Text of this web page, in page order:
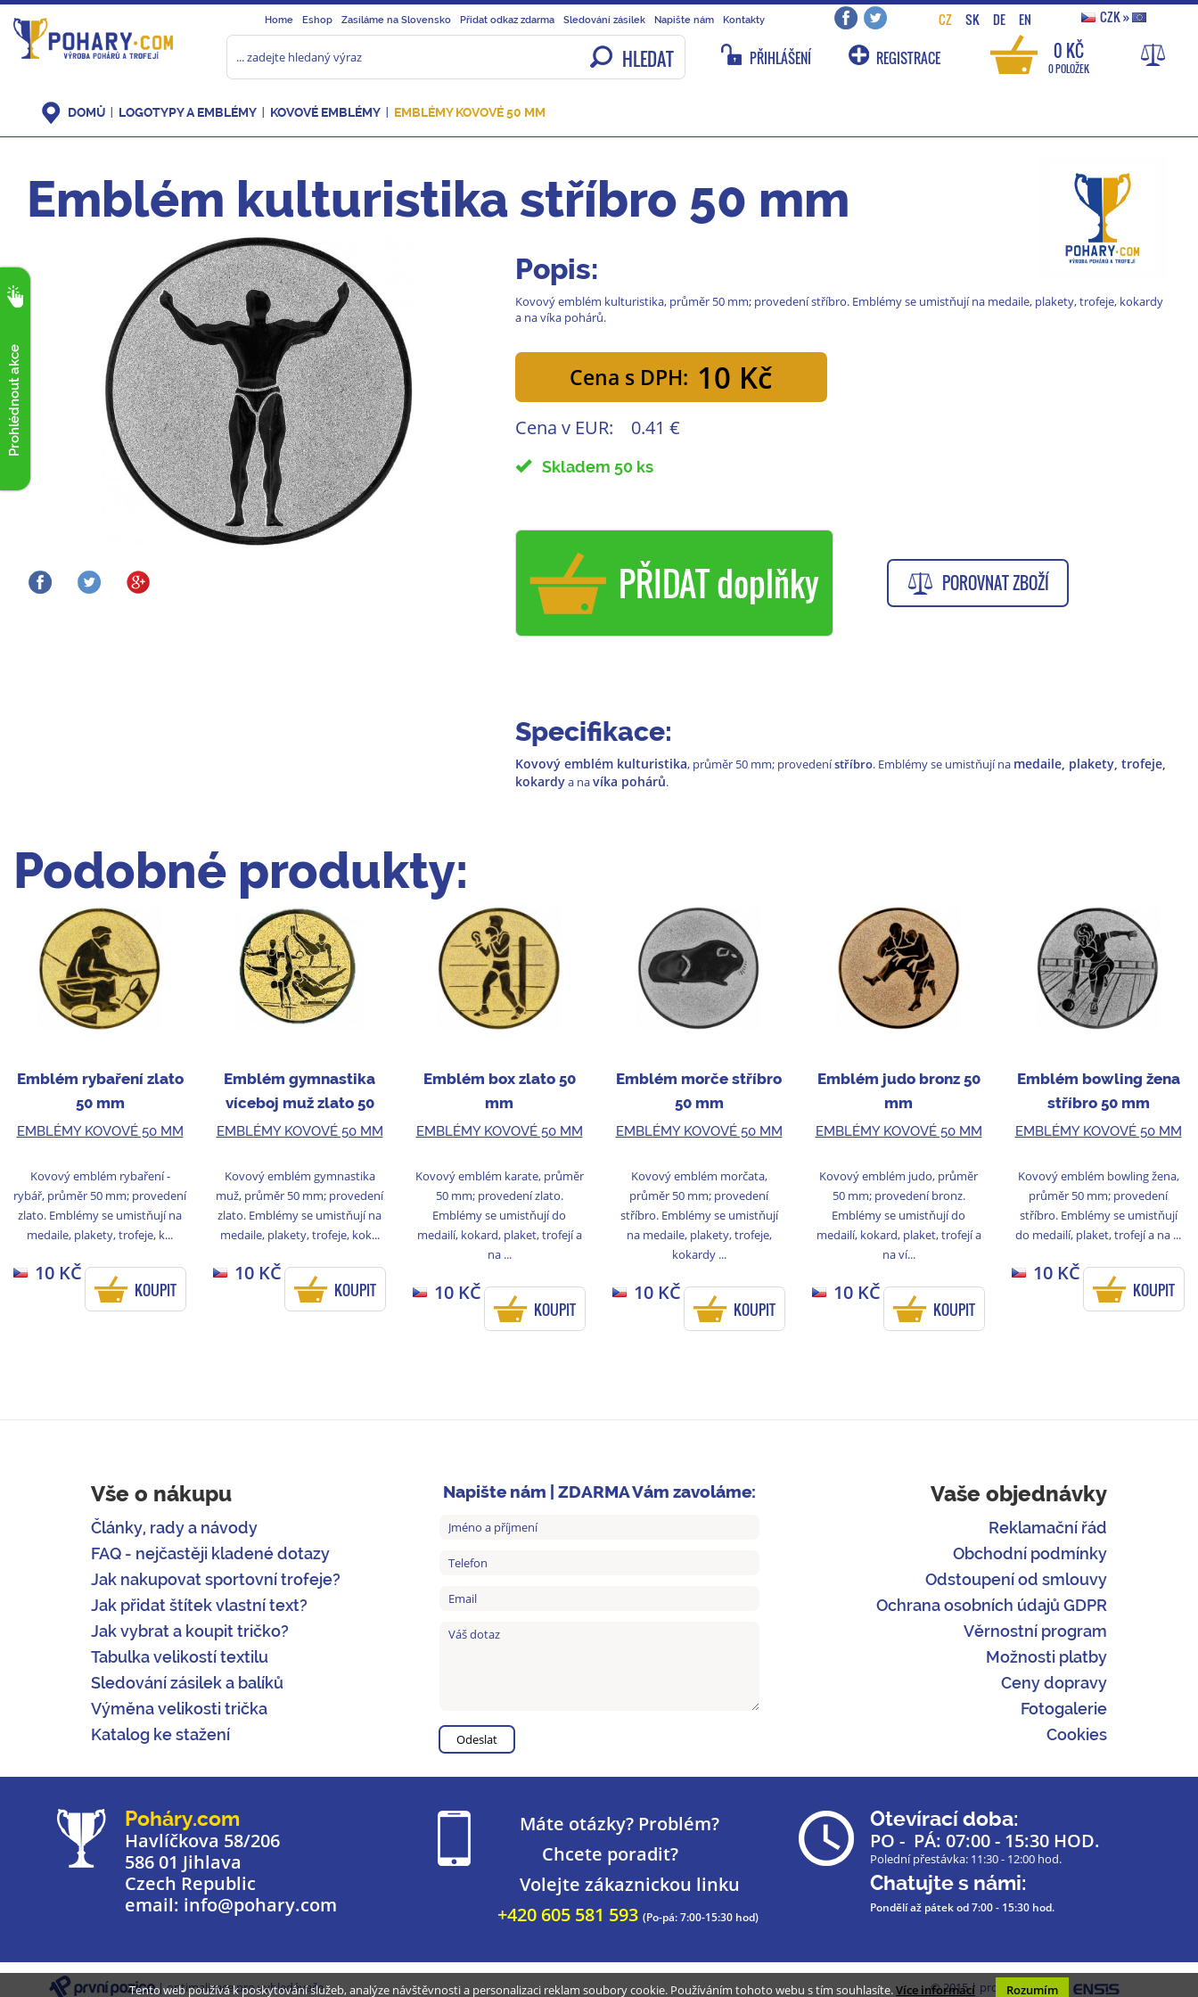
Home Eshop Zasíláme na Slovensko Přidat odkaz zdarma Sledování zásilek Napište nám Kontakty CZ SK DE EN CZK»
HLEDAT PŘIHLÁŠENÍ REGISTRACE 0 KČ
0 POLOŽEK
Prohlédnout akce
DOMŮ LOGOTYPY A EMBLÉMY KOVOVÉ EMBLÉMY EMBLÉMY KOVOVÉ 50 MM
Emblém kulturistika stříbro 50 mm
Popis:
Kovový emblém kulturistika, průměr 50 mm; provedení stříbro. Emblémy se umistňují na medaile, plakety, trofeje, kokardy
a na víka pohárů.
Cena s DPH: 10 Kč
Cena v EUR: 0.41 €
Skladem 50 ks
PŘIDAT doplňky POROVNAT ZBOŽÍ
Specifikace:
Kovový emblém kulturistika, průměr 50 mm; provedenístříbro. Emblémy se umistňují na medaile, plakety, trofeje,
kokardya navíka pohárů.
Podobné produkty:
Emblém rybaření zlato
50 mm
EMBLÉMY KOVOVÉ 50 MM
Kovový emblém rybaření -
rybář, průměr 50 mm; provedení
zlato. Emblémy se umistňují na
medaile, plakety, trofeje, k...
10 KČ
KOUPIT
Emblém gymnastika
víceboj muž zlato 50
mm
EMBLÉMY KOVOVÉ 50 MM
Kovový emblém gymnastika
muž, průměr 50 mm; provedení
zlato. Emblémy se umistňují na
medaile, plakety, trofeje, kok...
10 KČ
KOUPIT
Emblém box zlato 50
mm
EMBLÉMY KOVOVÉ 50 MM
Kovový emblém karate, průměr
50 mm; provedení zlato.
Emblémy se umistňují do
medailí, kokard, plaket, trofejí a
na ...
10 KČ
KOUPIT
Emblém morče stříbro
50 mm
EMBLÉMY KOVOVÉ 50 MM
Kovový emblém morčata,
průměr 50 mm; provedení
stříbro. Emblémy se umistňují
na medaile, plakety, trofeje,
kokardy ...
10 KČ
KOUPIT
Emblém judo bronz 50
mm
EMBLÉMY KOVOVÉ 50 MM
Kovový emblém judo, průměr
50 mm; provedení bronz.
Emblémy se umistňují do
medailí, kokard, plaket, trofejí a
na ví...
10 KČ
KOUPIT
Emblém bowling žena
stříbro 50 mm
EMBLÉMY KOVOVÉ 50 MM
Kovový emblém bowling žena,
průměr 50 mm; provedení
stříbro. Emblémy se umistňují
do medailí, plaket, trofejí a na ...
10 KČ
KOUPIT
Vše o nákupu
Články, rady a návody
FAQ - nejčastěji kladené dotazy
Jak nakupovat sportovní trofeje?
Jak přidat štítek vlastní text?
Jak vybrat a koupit tričko?
Tabulka velikostí textilu
Sledování zásilek a balíků
Výměna velikosti trička
Katalog ke stažení
Napište nám | ZDARMA Vám zavoláme: Vaše objednávky
Reklamační řád
Obchodní podmínky
Odstoupení od smlouvy
Ochrana osobních údajů GDPR
Věrnostní program
Možnosti platby
Ceny dopravy
Fotogalerie
Cookies
Poháry.com
Havlíčkova 58/206
586 01 Jihlava
Czech Republic
email: info@pohary.com
Máte otázky? Problém?
Chcete poradit?
Volejte zákaznickou linku
+420 605 581 593 (Po-pá: 7:00-15:30 hod)
Otevírací doba:
PO - PÁ: 07:00 - 15:30 HOD.
Polední přestávka: 11:30 - 12:00 hod.
Chatujte s námi:
Pondělí až pátekod 7:00 - 15:30 hod.
| optimalizace pro vyhledávače © 2015 | programmed by
Tento web používá k poskytování služeb, analýze návštěvnosti a personalizaci reklam soubory cookie. Používáním tohoto webu s tím souhlasíte.Více informací Rozumím